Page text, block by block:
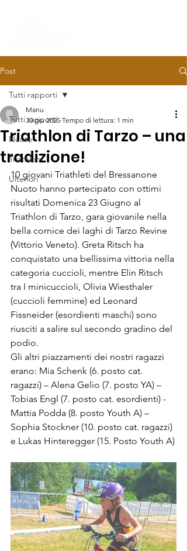
Post
Tutti rapporti
Nuoto
Triathlon
Ulteriori
Tutti rapporti
Triathlon di Tarzo – una
tradizione!
Manu
30 giu 2025 Tempo di lettura: 1 min
10 giovani Triathleti del Bressanone
Nuoto hanno partecipato con ottimi
risultati Domenica 23 Giugno al
Triathlon di Tarzo, gara giovanile nella
bella cornice dei laghi di Tarzo Revine
(Vittorio Veneto). Greta Ritsch ha
conquistato una bellissima vittoria nella
categoria cuccioli, mentre Elin Ritsch
tra I minicuccioli, Olivia Wiesthaler
(cuccioli femmine) ed Leonard
Fissneider (esordienti maschi) sono
riusciti a salire sul secondo gradino del
podio.
Gli altri piazzamenti dei nostri ragazzi
erano: Mia Schenk (6. posto cat.
ragazzi) – Alena Gelio (7. posto YA) –
Tobias Engl (7. posto cat. esordienti) -
Mattia Podda (8. posto Youth A) –
Sophia Stockner (10. posto cat. ragazzi)
e Lukas Hinteregger (15. Posto Youth A)